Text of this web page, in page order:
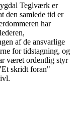
Teglværk er
den samlede tid er
har
af de ansvarlige
for tidstagning, og
været ordentlig styr
skridt foran"